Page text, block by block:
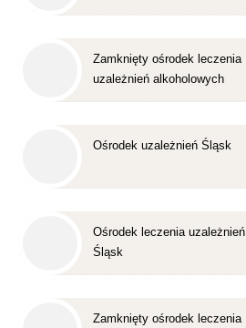
Zamknięty ośrodek leczenia
uzależnień alkoholowych
Ośrodek uzależnień Śląsk
Ośrodek leczenia uzależnień
Śląsk
Zamknięty ośrodek leczenia